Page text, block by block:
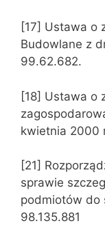
[17] Ustawa o
Budowlane z
99.62.682.
[18] Ustawa o
kwietnia 2000
[21]
sprawie
podmiotów do
98.135.881